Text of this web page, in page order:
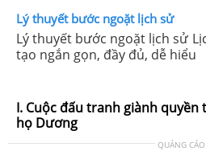
Lý thuyết bước ngoặt lịch sử
Lý thuyết bước ngoặt lịch sử
tạo ngắn gọn, đầy đủ, dễ hiểu
I. Cuộc đấu tranh giành quyền
họ Dương
QUẢNG CÁO